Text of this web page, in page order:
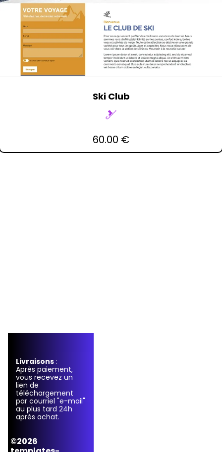
Ski Club
🎿
60.00 €
Livraisons :
Après paiement,
vous recevez un
lien de
téléchargement
par courriel "e-mail"
au plus tard 24h
après achat.
©2026